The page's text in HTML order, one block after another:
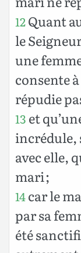
12Quant
le
une
consente
répudie
13 et
incrédule,
avec elle,
mari ;
14car le
par sa
été